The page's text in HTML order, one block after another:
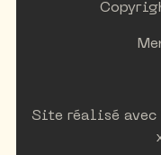
Site réalisé avec